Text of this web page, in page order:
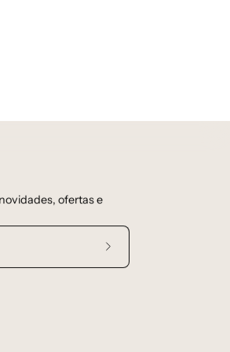
ofertas e